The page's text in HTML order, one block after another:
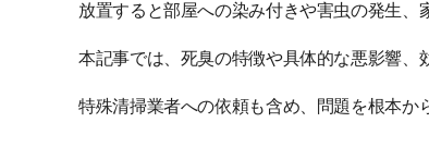
放置すると部屋への染み付きや害虫の発生、
本記事では、死臭の特徴や具体的な悪影響、
特殊清掃業者への依頼も含め、問題を根本か